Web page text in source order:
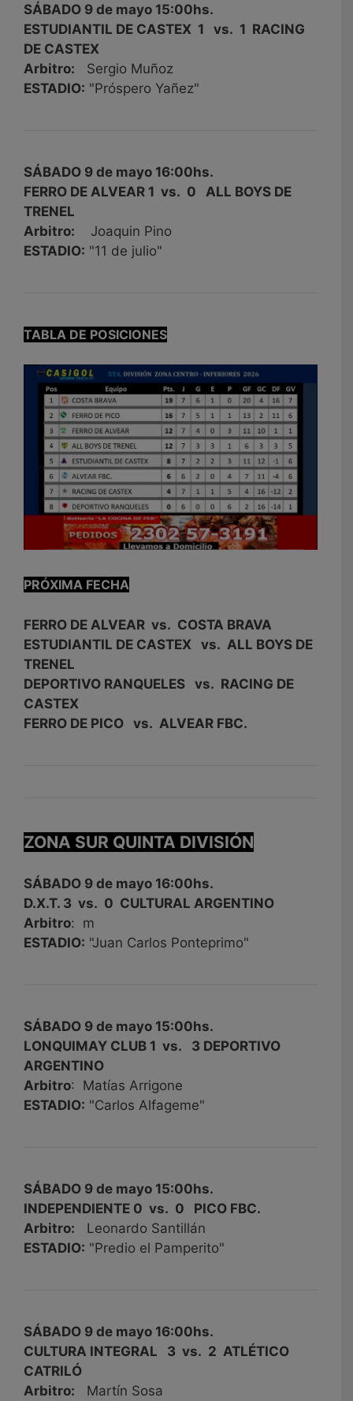
SÁBADO 9 de mayo 15:00hs.
ESTUDIANTIL DE CASTEX 1 vs. 1 RACING
DE CASTEX
Arbitro: Sergio Muñoz
ESTADIO: "Próspero Yañez"
SÁBADO 9 de mayo 16:00hs.
FERRO DE ALVEAR 1 vs. 0 ALL BOYS DE
TRENEL
Arbitro: Joaquin Pino
ESTADIO: "11 de julio"
TABLA DE POSICIONES
PRÓXIMA FECHA
FERRO DE ALVEAR vs. COSTA BRAVA
ESTUDIANTIL DE CASTEX vs. ALL BOYS DE
TRENEL
DEPORTIVO RANQUELES vs. RACING DE
CASTEX
FERRO DE PICO vs. ALVEAR FBC.
ZONA SUR QUINTA DIVISIÓN
SÁBADO 9 de mayo 16:00hs.
D.X.T. 3 vs. 0 CULTURAL ARGENTINO
Arbitro: m
ESTADIO: "Juan Carlos Ponteprimo"
SÁBADO 9 de mayo 15:00hs.
LONQUIMAY CLUB 1 vs. 3 DEPORTIVO
ARGENTINO
Arbitro: Matías Arrigone
ESTADIO: "Carlos Alfageme"
SÁBADO 9 de mayo 15:00hs.
INDEPENDIENTE 0 vs. 0 PICO FBC.
Arbitro: Leonardo Santillán
ESTADIO: "Predio el Pamperito"
SÁBADO 9 de mayo 16:00hs.
CULTURA INTEGRAL 3 vs. 2 ATLÉTICO
CATRILÓ
Arbitro: Martín Sosa